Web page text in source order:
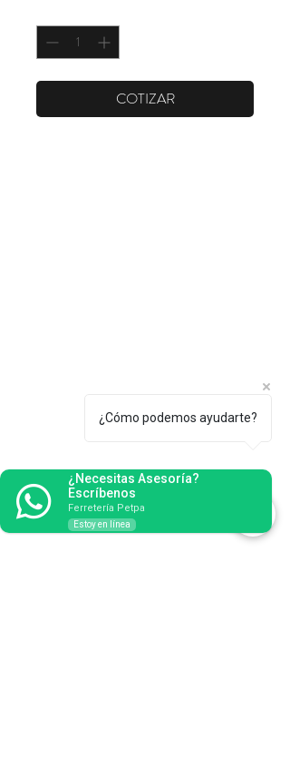
COTIZAR
¿Cómo podemos ayudarte?
¿Necesitas Asesoría?
Escríbenos
Ferretería Petpa
Estoy en línea